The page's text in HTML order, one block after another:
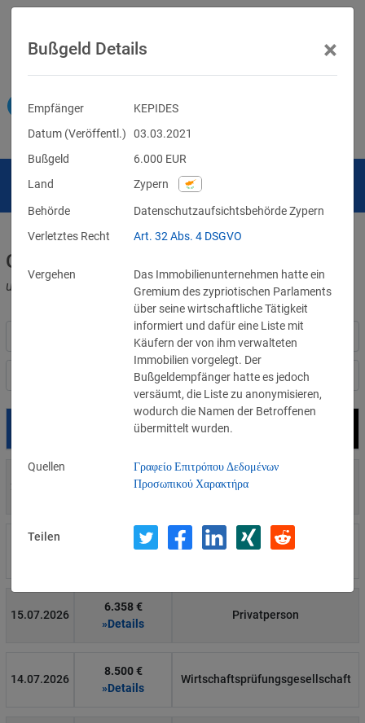
Geldbußen für DSGVO-Verstöße
und für Verletzungen anderer Datenschutzgesetze
Nach Land filtern
Bußgeld
29.07.2026
700 €
Privatperson
1.715.600 €
Wind Tre
15.07.2026
6.358 €
»Details
Privatperson
14.07.2026
8.500 €
»Details
Wirtschaftsprüfungsgesellschaft
Bußgeld Details ×
Empfänger
KEPIDES
Datum (Veröffentl.)
03.03.2021
Bußgeld
6.000 EUR
Land
Zypern
Behörde
Datenschutzaufsichtsbehörde Zypern
Verletztes Recht
Art. 32 Abs. 4 DSGVO
Vergehen
Das Immobilienunternehmen hatte ein
Gremium des zypriotischen Parlaments
über seine wirtschaftliche Tätigkeit
informiert und dafür eine Liste mit
Käufern der von ihm verwalteten
Immobilien vorgelegt. Der
Bußgeldempfänger hatte es jedoch
versäumt, die Liste zu anonymisieren,
wodurch die Namen der Betroffenen
übermittelt wurden.
Quellen
Γραφείο Επιτρόπου Δεδομένων
Προσωπικού Χαρακτήρα
Teilen